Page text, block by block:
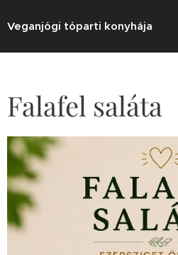
Veganjógi tóparti konyhája
Falafel saláta